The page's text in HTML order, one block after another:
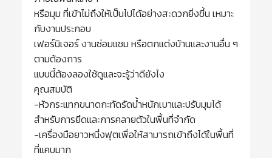
หรือมุม ที่เข้าไม่ถึงให้เป็นไปได้อย่างสะดวกยิ่งขึ้น เหมาะ
กับงานประกอบ
เฟอร์นิเจอร์ งานซ่อมแซม หรือตกแต่งบ้านและงานอื่น ๆ
ตามต้องการ
แบบนี้ต้องลองใช้ดูและจะรู้ว่าดียังไง
คุณสมบัติ
-หัวกระแทกขนาดกะทัดรัดน้ำหนักเบาและปรับมุมได้
สำหรับการยึดและการคลายตัวในพื้นที่จำกัด
-เครื่องมือยาวหนึ่งฟุตเพื่อให้สามารถเข้าถึงได้ในพื้นที่
ที่แคบมาก